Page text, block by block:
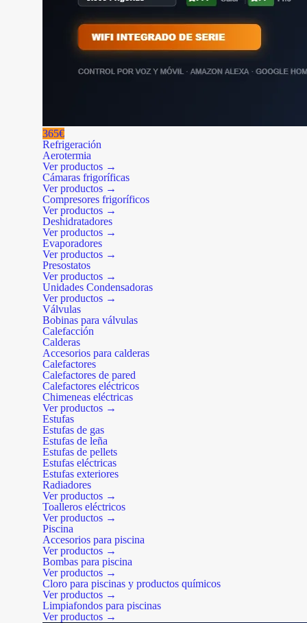
365€
Refrigeración
Aerotermia
Ver productos →
Cámaras frigoríficas
Ver productos →
Compresores frigoríficos
Ver productos →
Deshidratadores
Ver productos →
Evaporadores
Ver productos →
Presostatos
Ver productos →
Unidades Condensadoras
Ver productos →
Válvulas
Bobinas para válvulas
Calefacción
Calderas
Accesorios para calderas
Calefactores
Calefactores de pared
Calefactores eléctricos
Chimeneas eléctricas
Ver productos →
Estufas
Estufas de gas
Estufas de leña
Estufas de pellets
Estufas eléctricas
Estufas exteriores
Radiadores
Ver productos →
Toalleros eléctricos
Ver productos →
Piscina
Accesorios para piscina
Ver productos →
Bombas para piscina
Ver productos →
Cloro para piscinas y productos químicos
Ver productos →
Limpiafondos para piscinas
Ver productos →